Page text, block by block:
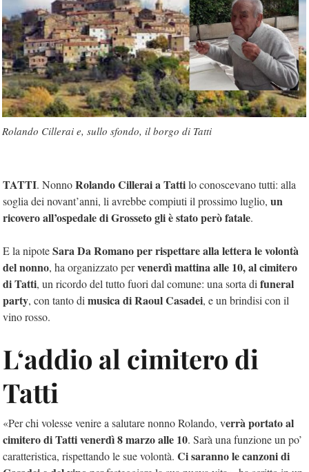
Rolando Cillerai e, sullo sfondo, il borgo di Tatti
TATTI. NonnoRolando Cillerai a Tattilo conoscevano tutti: alla
soglia dei novant’anni, li avrebbe compiuti il prossimo luglio, un
ricovero all’ospedale di Grosseto gli è stato però fatale.
E la nipoteSara Da Romano per rispettare alla lettera le volontà
del nonno, ha organizzato pervenerdì mattina alle 10, al cimitero
di Tatti, un ricordo del tutto fuori dal comune: una sorta di funeral
party, con tanto di musica di Raoul Casadei, e un brindisi con il
vino rosso.
L‘addio al cimitero di
Tatti
«Per chi volesse venire a salutare nonno Rolando, verrà portato al
cimitero di Tatti venerdì 8 marzo alle 10. Sarà una funzione un po’
caratteristica, rispettando le sue volontà. Ci saranno le canzoni di